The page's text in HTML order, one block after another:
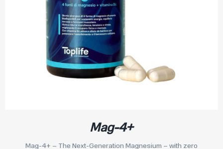
Mag-4+
Mag-4+ – The Next-Generation Magnesium – with zero